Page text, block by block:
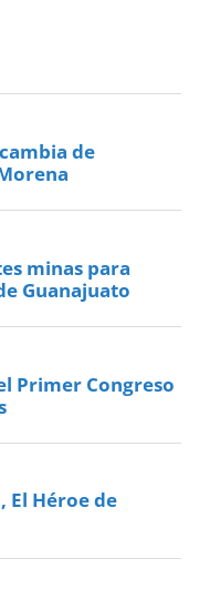
de
minas para
Guanajuato
Primer Congreso
El Héroe de